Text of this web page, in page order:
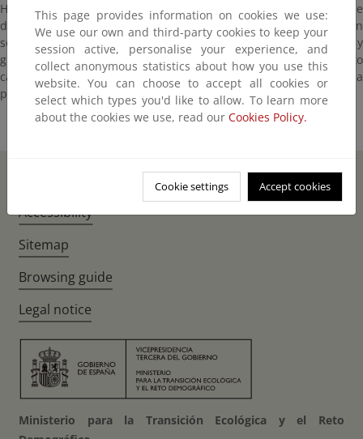
Hierba perenne con hojas casi lanceoladas que salen de la base
de un tallo que puede medir de 1 a 8 centímetros. Las flores son
solitarias, de cáliz verde y una corola azul oscuro. Vive en fisuras y
grietas de roquero y en pastizales de suelo somero de sustrato
calcáreo. Es un endemismo de los Pirineos occidentales y de la
parte centro - oriental de la cordillera Cantábrica.
This page provides information on cookies we use:
We use our own and third-party cookies to keep your
session active, personalise your experience, and
collect anonymous statistics about how you use this
website. You can choose to accept all cookies or
select which types you'd like to allow. To learn more
about the cookies we use, read our Cookies Policy.
Cookie settings Accept cookies
Accessibility
Sitemap
Browsing guide
Legal notice
Ministerio para la Transición Ecológica y el Reto